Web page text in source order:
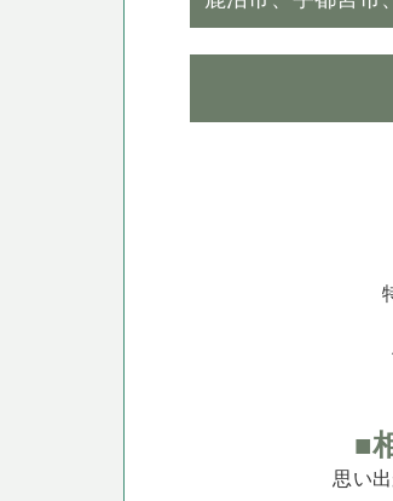
■
思い